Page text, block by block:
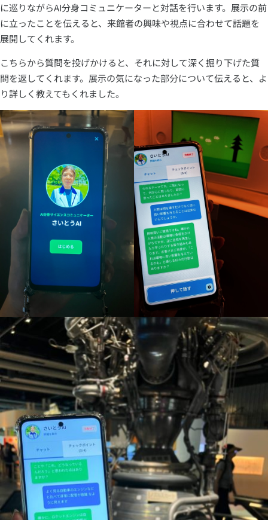
に巡りながらAI分身コミュニケーターと対話を行います。展示の前
に立ったことを伝えると、来館者の興味や視点に合わせて話題を
展開してくれます。
こちらから質問を投げかけると、それに対して深く掘り下げた質
問を返してくれます。展示の気になった部分について伝えると、よ
り詳しく教えてもくれました。